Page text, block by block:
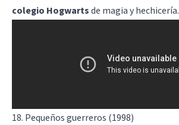
colegio Hogwartsde magia y hechicería.
18. Pequeños guerreros (1998)